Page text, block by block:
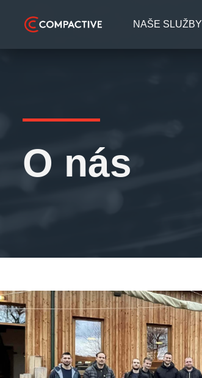
NAŠE SLUŽBY
O nás